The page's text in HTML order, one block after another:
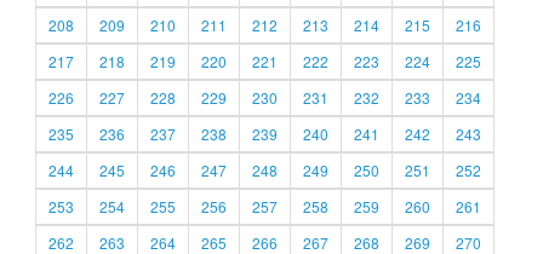
208
209 210 211 212 213 214 215
216
217
218 219 220 221 222 223 224
225
226
227 228 229 230 231 232 233
234
235
236 237 238 239 240 241 242
243
244
245 246 247 248 249 250 251
252
253
254 255 256 257 258 259 260
261
262
263 264 265 266 267 268 269
270